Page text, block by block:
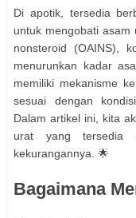
Di apotik, tersedia
untuk mengobati asam
nonsteroid (OAINS),
menurunkan kadar
memiliki mekanisme
sesuai dengan
Dalam artikel ini, kita
urat yang tersedia
kekurangannya. 🌟
Bagaimana